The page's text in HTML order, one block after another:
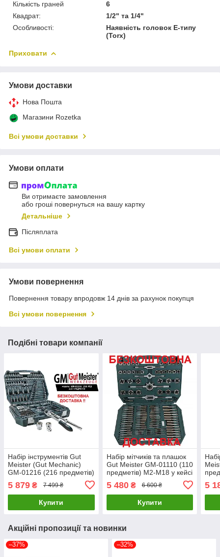
Кількість граней
6
Квадрат:
1/2" та 1/4"
Особливості:
Наявність головок Е-типу
(Torx)
Приховати
Умови доставки
Нова Пошта
Магазини Rozetka
Всі умови доставки
Умови оплати
Ви отримаєте замовлення
або гроші повернуться на вашу картку
Детальніше
Післяплата
Всі умови оплати
Умови повернення
Повернення товару впродовж 14 днів за рахунок покупця
Всі умови повернення
Подібні товари компанії
Набір інструментів Gut
Meister (Gut Mechanic)
GM-01216 (216 предметів)
Premium: ключі, головки, 3
тріскачки
5 879 ₴ 7 499 ₴
Купити
Набір мітчиків та плашок
Gut Meister GM-01110 (110
предметів) M2-M18 у кейсі
5 480₴ 6 600 ₴
Купити
5
Акційні пропозиції та новинки
–37% –32%